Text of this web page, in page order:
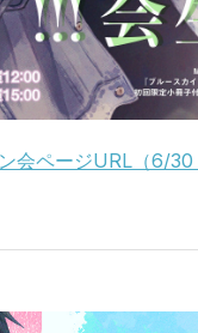
会ページURL（6/